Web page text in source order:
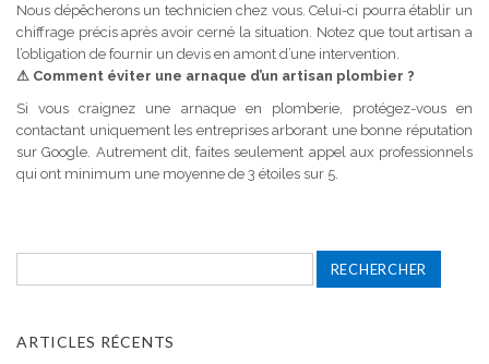
Nous dépêcherons un technicien chez vous. Celui-ci pourra établir un
chiffrage précis après avoir cerné la situation. Notez que tout artisan a
l’obligation de fournir un devis en amont d’une intervention.
⚠ Comment éviter une arnaque d’un artisan plombier ?
Si vous craignez une arnaque en plomberie, protégez-vous en
contactant uniquement les entreprises arborant une bonne réputation
sur Google. Autrement dit, faites seulement appel aux professionnels
qui ont minimum une moyenne de 3 étoiles sur 5.
ARTICLES RÉCENTS